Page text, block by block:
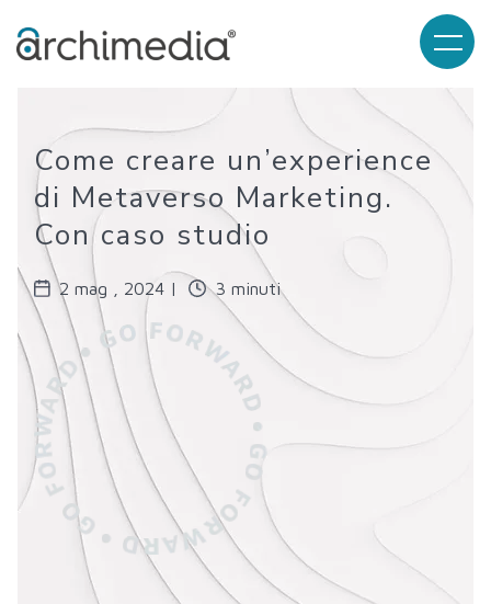
Come creare un’experience
di Metaverso Marketing.
Con caso studio
2 mag , 2024 | 3 minuti